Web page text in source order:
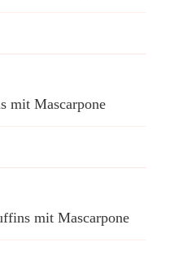
mit Mascarpone
mit Mascarpone